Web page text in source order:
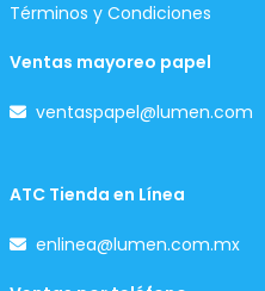
Términos y Condiciones
Ventas mayoreo papel
ventaspapel@lumen.com
ATC Tienda en Línea
enlinea@lumen.com.mx